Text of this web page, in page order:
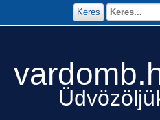
Keres